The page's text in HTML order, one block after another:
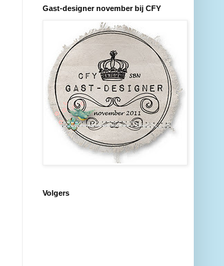
Gast-designer november bij CFY
Volgers